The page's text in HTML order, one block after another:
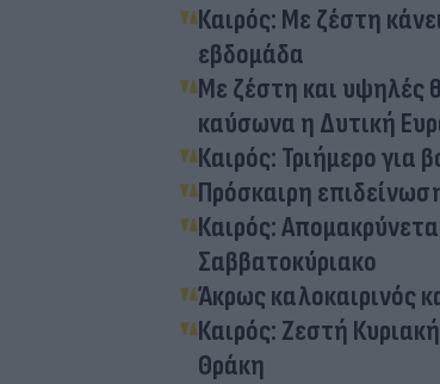
Καιρός: Με ζέστη
εβδομάδα
Με ζέστη και υψηλές
καύσωνα η Δυτική
Καιρός: Τριήμερο
Πρόσκαιρη
Καιρός:
Σαββατοκύριακο
Άκρως καλοκαιρινός
Καιρός: Ζεστή
Θράκη